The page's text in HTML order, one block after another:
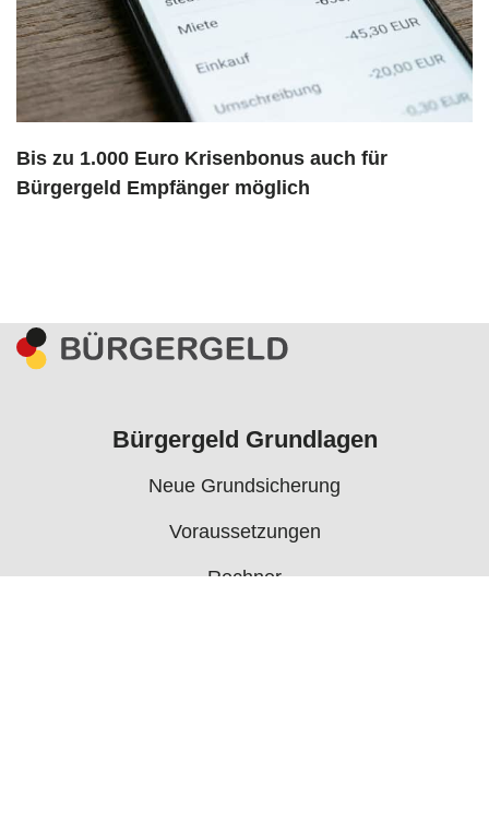
Bis zu 1.000 Euro Krisenbonus auch für
Bürgergeld Empfänger möglich
Bürgergeld Grundlagen
Neue Grundsicherung
Voraussetzungen
Rechner